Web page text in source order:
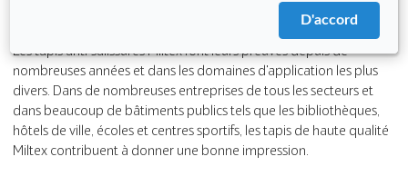
appropriés à toutes les entrées, surtout dans les zones fortement
Les tapis anti-salissures Miltex font leurs preuves depuis de
nombreuses années et dans les domaines d'application les plus
divers. Dans de nombreuses entreprises de tous les secteurs et
dans beaucoup de bâtiments publics tels que les bibliothèques,
hôtels de ville, écoles et centres sportifs, les tapis de haute qualité
Miltex contribuent à donner une bonne impression.
D'accord